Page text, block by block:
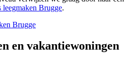
leegmaken Brugge.
Brugge
en vakantiewoningen